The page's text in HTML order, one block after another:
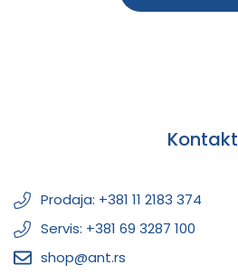
Kontakt
Prodaja: +381 11 2183 374
Servis: +381 69 3287 100
shop@ant.rs